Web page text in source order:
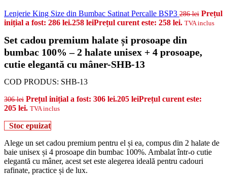
Lenjerie King Size din Bumbac Satinat Percalle BSP3 286lei Prețul
inițial a fost: 286 lei.258 leiPrețul curent este: 258 lei. TVA inclus
Set cadou premium halate și prosoape din
bumbac 100% – 2 halate unisex + 4 prosoape,
cutie elegantă cu mâner-SHB-13
COD PRODUS: SHB-13
306lei Prețul inițial a fost: 306 lei.205 leiPrețul curent este:
205 lei. TVA inclus
Stoc epuizat
Alege un set cadou premium pentru el și ea, compus din 2 halate de
baie unisex și 4 prosoape din bumbac 100%. Ambalat într-o cutie
elegantă cu mâner, acest set este alegerea ideală pentru cadouri
rafinate, practice și de lux.